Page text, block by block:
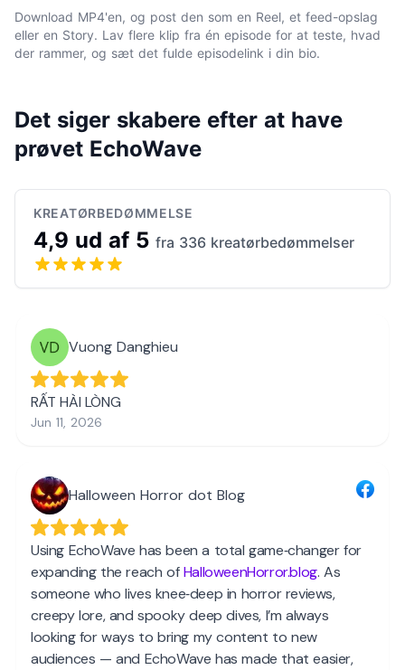
Download MP4'en, og post den som en Reel, et feed-opslag
eller en Story. Lav flere klip fra én episode for at teste, hvad
der rammer, og sæt det fulde episodelink i din bio.
Det siger skabere efter at have
prøvet EchoWave
KREATØRBEDØMMELSE
4,9 ud af 5 fra 336 kreatørbedømmelser